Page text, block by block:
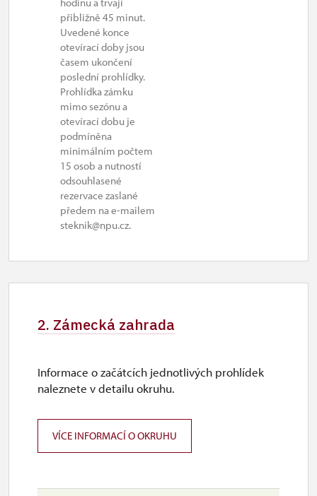
26. 10.-27. 10.
po–út
11.00 – 14.00
28. 10.
st
10.00 – 16.00
29. 10.-30. 10.
čt–pá
10.00 – 16.00
ne
2. 11.-4. 12.
uzavřen
so–ne
přibližně 45 minut.
Uvedené konce
otevírací doby jsou
časem ukončení
poslední prohlídky.
Prohlídka zámku
mimo sezónu a
otevírací dobu je
podmíněna
minimálním počtem
15 osob a nutností
odsouhlasené
rezervace zaslané
předem na e-mailem
steknik@npu.cz.
2. Zámecká zahrada
Informace o začátcích jednotlivých prohlídek
naleznete v detailu okruhu.
VÍCE INFORMACÍ O OKRUHU